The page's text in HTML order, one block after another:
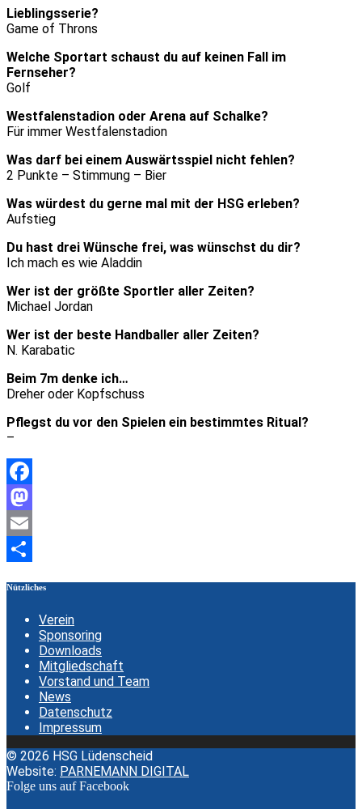
Lieblingsserie?
Game of Throns
Welche Sportart schaust du auf keinen Fall im
Fernseher?
Golf
Westfalenstadion oder Arena auf Schalke?
Für immer Westfalenstadion
Was darf bei einem Auswärtsspiel nicht fehlen?
2 Punkte – Stimmung – Bier
Was würdest du gerne mal mit der HSG erleben?
Aufstieg
Du hast drei Wünsche frei, was wünschst du dir?
Ich mach es wie Aladdin
Wer ist der größte Sportler aller Zeiten?
Michael Jordan
Wer ist der beste Handballer aller Zeiten?
N. Karabatic
Beim 7m denke ich…
Dreher oder Kopfschuss
Pflegst du vor den Spielen ein bestimmtes Ritual?
–
Facebook
Mastodon
Email
Nützliches
Verein
Sponsoring
Downloads
Mitgliedschaft
Vorstand und Team
News
Datenschutz
Impressum
© 2026 HSG Lüdenscheid
Website: PARNEMANN DIGITAL
Folge uns auf Facebook